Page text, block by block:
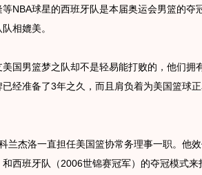
NBA球星的西班牙队是本届奥运会男篮的夺
相媲美。
国男篮梦之队却不是轻易能打败的，他们拥
经准备了3年之久，而且肩负着为美国篮球
杰洛一直担任美国篮协常务理事一职。他效
西班牙队（2006世锦赛冠军）的夺冠模式来